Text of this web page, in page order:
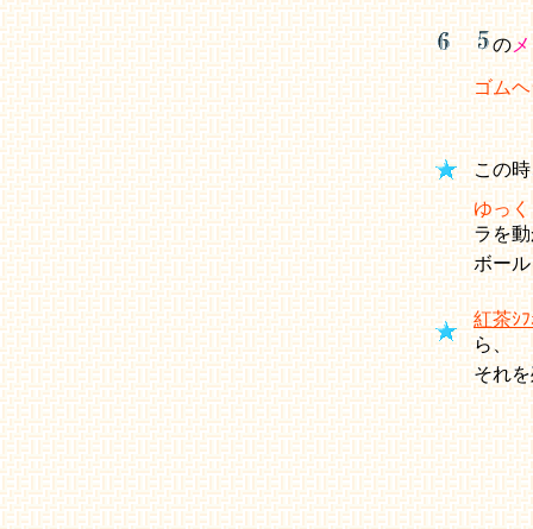
の
ゴム
この
ゆっ
ラを
ボー
紅茶ｼﾌ
ら、
それ